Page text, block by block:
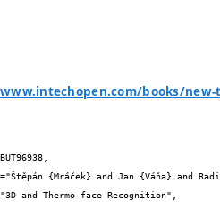
books/new-